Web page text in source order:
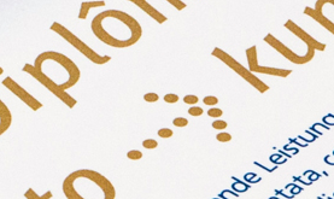
International kreativ!